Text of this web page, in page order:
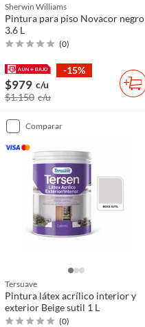
Sherwin Williams
Pintura para piso Novacor negro
3.6 L
(0)
-15%
$979 c/u
$1.150 c/u
comparar
Tersuave
Pintura látex acrílico interior y
exterior Beige sutil 1 L
(0)